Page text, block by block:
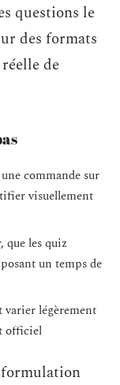
questions le
des formats
de
commande sur
visuellement
que les quiz
un temps de
varier légèrement
officiel
formulation